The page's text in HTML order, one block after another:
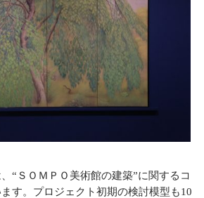
“ＳＯＭＰＯ美術館の建築”に関するコ
す。プロジェクト初期の検討模型も10